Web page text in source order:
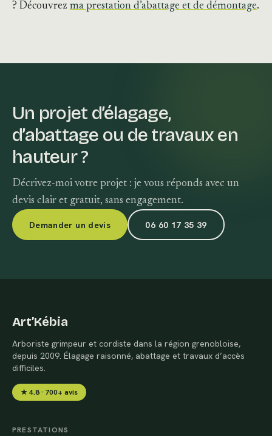
? Découvrez ma prestation d’abattage et de démontage.
Un projet d’élagage,
d’abattage ou de travaux en
hauteur ?
Décrivez-moi votre projet : je vous réponds avec un
devis clair et gratuit, sans engagement.
Demander un devis 06 60 17 35 39
Art’Kébia
Arboriste grimpeur et cordiste dans la région grenobloise,
depuis 2009. Élagage raisonné, abattage et travaux d’accès
difficiles.
★ 4.8 · 700+ avis
PRESTATIONS